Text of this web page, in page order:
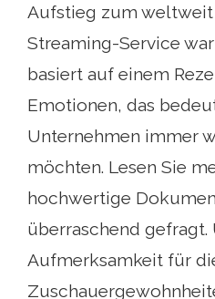
Aufstieg zum
Streaming-Service
basiert auf einem
Emotionen, das
Unternehmen immer
möchten. Lesen Sie
hochwertige
überraschend gefragt.
Aufmerksamkeit für